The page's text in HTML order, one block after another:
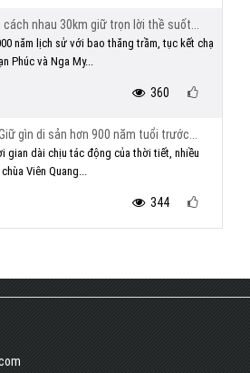
cách nhau 30km giữ trọn lời thề suốt...
năm lịch sử với bao thăng trầm, tục kết chạ
Phúc và Nga My...
360
gìn di sản hơn 900 năm tuổi trước...
gian dài chịu tác động của thời tiết, nhiều
Viên Quang...
344